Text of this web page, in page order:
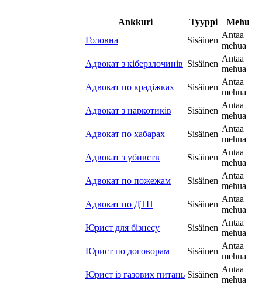
Ankkuri Tyyppi
Mehu
Головна
Sisäinen
Antaa
mehua
Адвокат з кіберзлочинів Sisäinen
Antaa
mehua
Адвокат по крадіжках
Sisäinen
Antaa
mehua
Адвокат з наркотиків
Sisäinen
Antaa
mehua
Адвокат по хабарах
Sisäinen
Antaa
mehua
Адвокат з убивств
Sisäinen
Antaa
mehua
Адвокат по пожежам
Sisäinen
Antaa
mehua
Адвокат по ДТП
Sisäinen
Antaa
mehua
Юрист для бізнесу
Sisäinen
Antaa
mehua
Юрист по договорам
Sisäinen
Antaa
mehua
Юрист із газових питань Sisäinen
Antaa
mehua